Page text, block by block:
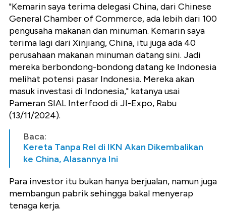
"Kemarin saya terima delegasi China, dari Chinese
General Chamber of Commerce, ada lebih dari 100
pengusaha makanan dan minuman. Kemarin saya
terima lagi dari Xinjiang, China, itu juga ada 40
perusahaan makanan minuman datang sini. Jadi
mereka berbondong-bondong datang ke Indonesia
melihat potensi pasar Indonesia. Mereka akan
masuk investasi di Indonesia," katanya usai
Pameran SIAL Interfood di JI-Expo, Rabu
(13/11/2024).
Baca:
Kereta Tanpa Rel di IKN Akan Dikembalikan
ke China, Alasannya Ini
Para investor itu bukan hanya berjualan, namun juga
membangun pabrik sehingga bakal menyerap
tenaga kerja.